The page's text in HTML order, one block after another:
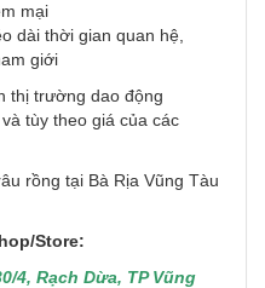
mại
dài thời gian quan hệ,
giới
thị trường dao động
tùy theo giá của các
rồng tại Bà Rịa Vũng Tàu
Store:
4, Rạch Dừa, TP Vũng